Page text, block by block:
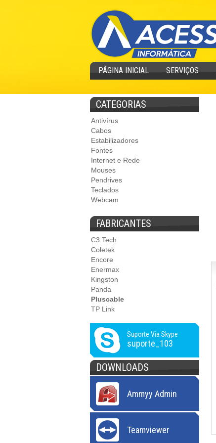
PÁGINA INICIAL SERVIÇOS
CATEGORIAS
Antivírus
Cabos
Estabilizadores
Fontes
Internet e Rede
Mouses
Pendrives
Teclados
Webcam
FABRICANTES
C3 Tech
Coletek
Encore
Enermax
Kingston
Panda
Pluscable
TP Link
Suporte Via Skype
suporte_103
DOWNLOADS
Ammyy Admin
Teamviewer